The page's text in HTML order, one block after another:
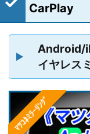
CarPlay
Android/
イヤレス
ﾏﾂｺﾈﾐﾗｰﾘﾝｸﾞ